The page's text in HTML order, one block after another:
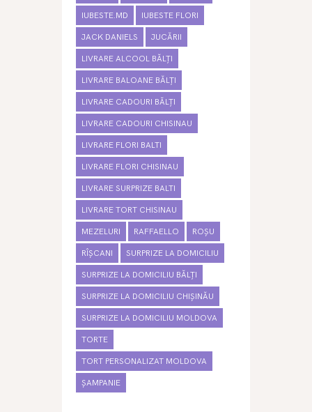
IUBESTE.MD IUBESTE FLORI
JACK DANIELS JUCĂRII
LIVRARE ALCOOL BĂLȚI
LIVRARE BALOANE BĂLȚI
LIVRARE CADOURI BĂLȚI
LIVRARE CADOURI CHISINAU
LIVRARE FLORI BALTI
LIVRARE FLORI CHISINAU
LIVRARE SURPRIZE BALTI
LIVRARE TORT CHISINAU
MEZELURI RAFFAELLO ROȘU
RÎȘCANI SURPRIZE LA DOMICILIU
SURPRIZE LA DOMICILIU BĂLȚI
SURPRIZE LA DOMICILIU CHIȘINĂU
SURPRIZE LA DOMICILIU MOLDOVA
TORTE
TORT PERSONALIZAT MOLDOVA
ȘAMPANIE